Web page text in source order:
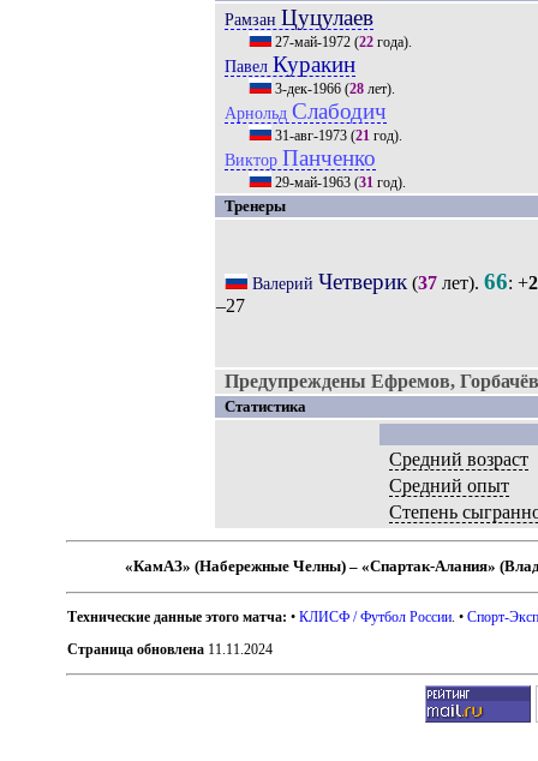
Рамзан Цуцулаев
27-май-1972(22года).
Павел Куракин
3-дек-1966(28лет).
Арнольд Слабодич
31-авг-1973(21год).
Виктор Панченко
29-май-1963(31год).
Тренеры
Валерий Четверик(37лет). 66: +
–27
Предупреждены Ефремов,
Статистика
Средний возраст
Средний опыт
Степень
«КамАЗ» (Набережные Челны) – «Спартак-Алания»
Технические данные этого матча: •КЛИСФ / Футбол России . •Спорт-
Страница обновлена 11.11.2024